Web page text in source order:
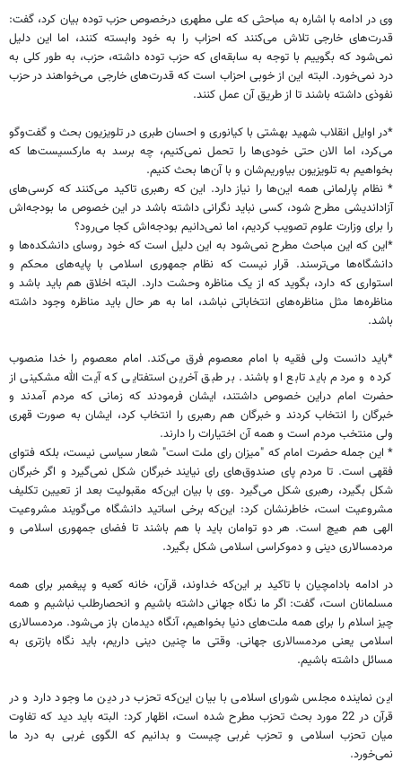
وی در ادامه با اشاره به مباحثی که علی مطهری درخصوص حزب توده بیان کرد، گفت:
قدرت‌های خارجی تلاش می‌کنند که احزاب را به خود وابسته کنند، اما این دلیل
نمی‌شود که بگوییم با توجه به سابقه‌ای که حزب توده داشته، حزب، به طور کلی به
درد نمی‌خورد. البته این از خوبی احزاب است که قدرت‌های خارجی می‌خواهند در حزب
نفوذی داشته باشند تا از طریق آن عمل کنند.
*در اوایل انقلاب شهید بهشتی با کیانوری و احسان طبری در تلویزیون بحث و گفت‌وگو
می‌کرد، اما الان حتی خودی‌ها را تحمل نمی‌کنیم، چه برسد به مارکسیست‌ها که
بخواهیم به تلویزیون بیاوریم‌شان و با آن‌ها بحث کنیم.
* نظام پارلمانی همه این‌ها را نیاز دارد. این که رهبری تاکید می‌کنند که کرسی‌های
آزاداندیشی مطرح شود، کسی نباید نگرانی داشته باشد در این خصوص ما بودجه‌اش
را برای وزارت علوم تصویب کردیم، اما نمی‌دانیم بودجه‌اش کجا می‌رود؟
*این که این مباحث مطرح نمی‌شود به این دلیل است که خود روسای دانشکده‌ها و
دانشگاه‌ها می‌ترسند. قرار نیست که نظام جمهوری اسلامی با پایه‌های محکم و
استواری که دارد، بگوید که از یک مناظره وحشت دارد. البته اخلاق هم باید باشد و
مناظره‌ها مثل مناظره‌های انتخاباتی نباشد، اما به هر حال باید مناظره وجود داشته
باشد.
*باید دانست ولی فقیه با امام معصوم فرق می‌کند. امام معصوم را خدا منصوب
کرده و مردم باید تابع او باشند. بر طبق آخرین استفتایی که آیت الله مشکینی از
حضرت امام دراین خصوص داشتند، ایشان فرمودند که زمانی که مردم آمدند و
خبرگان را انتخاب کردند و خبرگان هم رهبری را انتخاب کرد، ایشان به صورت قهری
ولی منتخب مردم است و همه آن اختیارات را دارند.
* این جمله حضرت امام که "میزان رای ملت است" شعار سیاسی نیست، بلکه فتوای
فقهی است. تا مردم پای صندوق‌های رای نیایند خبرگان شکل نمی‌گیرد و اگر خبرگان
شکل بگیرد، رهبری شکل می‌گیرد .وی با بیان این‌که مقبولیت بعد از تعیین تکلیف
مشروعیت است، خاطرنشان کرد: این‌که برخی اساتید دانشگاه می‌گویند مشروعیت
الهی هم هیچ است. هر دو توامان باید با هم باشند تا فضای جمهوری اسلامی و
مردمسالاری دینی و دموکراسی اسلامی شکل بگیرد.
در ادامه بادامچیان با تاکید بر این‌که خداوند، قرآن، خانه کعبه و پیغمبر برای همه
مسلمانان است، گفت: اگر ما نگاه جهانی داشته باشیم و انحصارطلب نباشیم و همه
چیز اسلام را برای همه ملت‌های دنیا بخواهیم، آنگاه دیدمان باز می‌شود. مردمسالاری
اسلامی یعنی مردمسالاری جهانی. وقتی ما چنین دینی داریم، باید نگاه بازتری به
مسائل داشته باشیم.
این نماینده مجلس شورای اسلامی با بیان این‌که تحزب در دین ما وجود دارد و در
قرآن در 22 مورد بحث تحزب مطرح شده است، اظهار کرد: البته باید دید که تفاوت
میان تحزب اسلامی و تحزب غربی چیست و بدانیم که الگوی غربی به درد ما
نمی‌خورد.